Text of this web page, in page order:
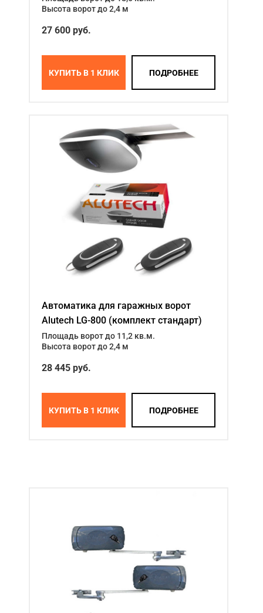
Высота ворот до 2,4 м
27 600 руб.
КУПИТЬ В 1 КЛИК ПОДРОБНЕЕ
Автоматика для гаражных ворот
Alutech LG-800 (комплект стандарт)
Площадь ворот до 11,2 кв.м.
Высота ворот до 2,4 м
28 445 руб.
КУПИТЬ В 1 КЛИК ПОДРОБНЕЕ